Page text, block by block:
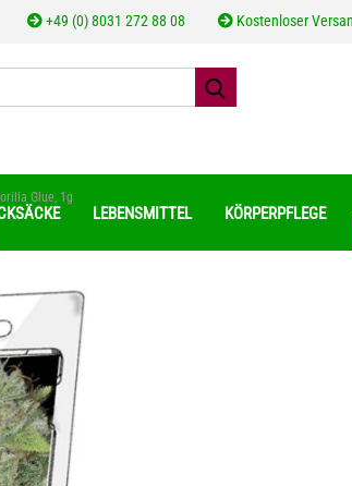
+49 (0) 8031 272 88 08 Kostenloser
LEBENSMITTEL KÖRPERPFLEGE
Glue, 1g